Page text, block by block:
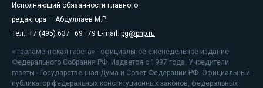
Исполняющий обязанности главного
редактора — Абдуллаев М.Р.
Тел.: +7 (495) 637–69–79 E-mail: pg@pnp.ru
«Парламентская газета» - официальное еженедельное издание
Федерального Собрания РФ. Издается с 1997 года. Учредители
газеты - Государственная Дума и Совет Федерации РФ. Официальный
публикатор федеральных конституционных законов, федеральных